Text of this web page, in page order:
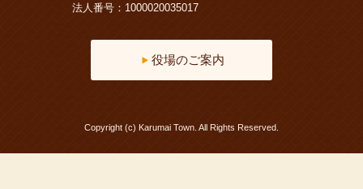
法人番号：1000020035017
役場のご案内
Copyright (c) Karumai Town. All Rights Reserved.